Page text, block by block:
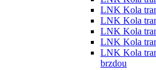
LNK Kola
LNK Kola
LNK Kola
LNK Kola
LNK Kola
brzdou